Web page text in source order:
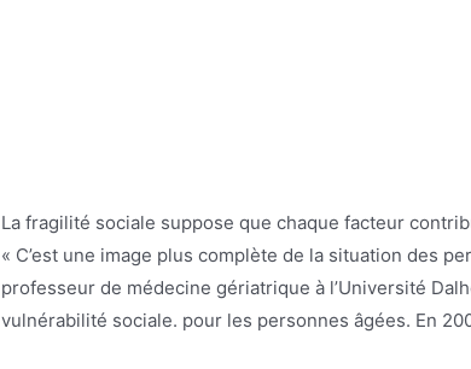
La fragilité sociale suppose que chaque facteur
« C’est une image plus complète de la situation des
professeur de médecine gériatrique à l’Université
vulnérabilité sociale. pour les personnes âgées. En